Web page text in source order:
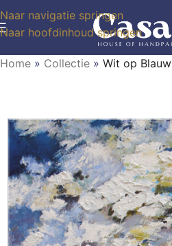
Naar navigatie springen
Naar hoofdinhoud springen
Home » Collectie » Wit op Blauw